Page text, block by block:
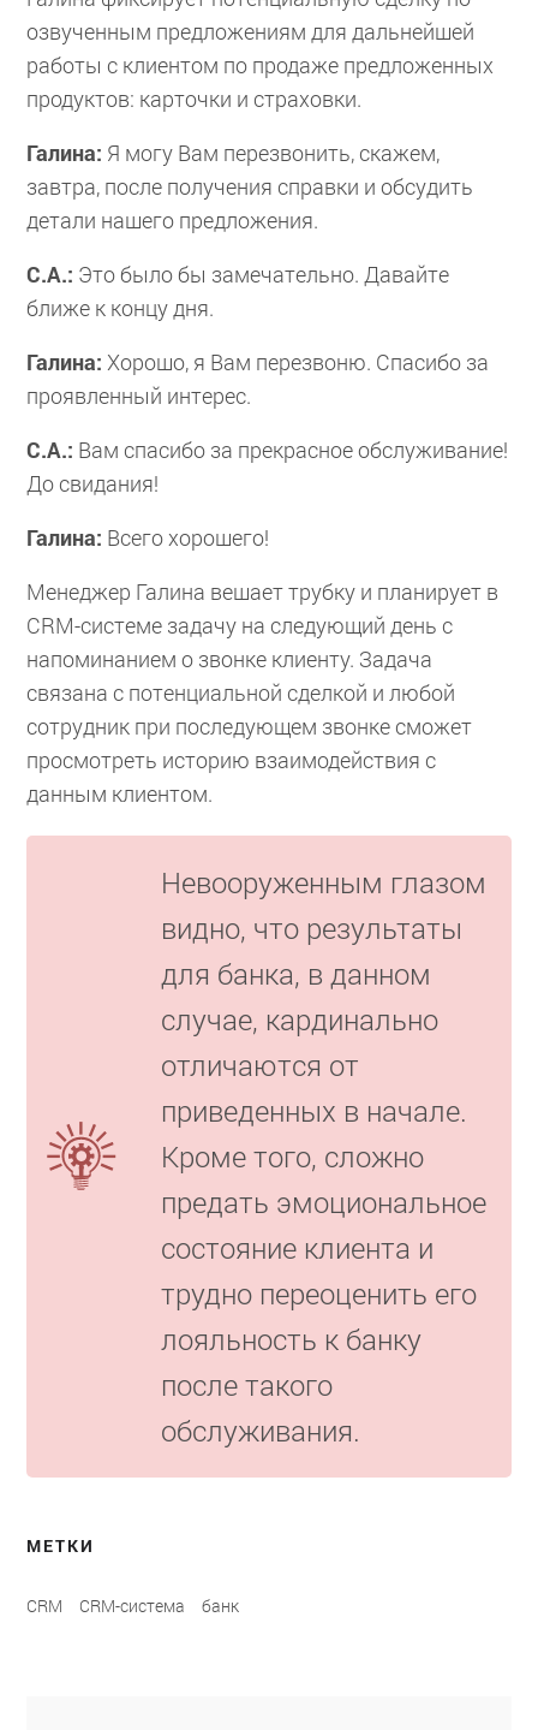
озвученным предложениям для дальнейшей
работы с клиентом по продаже предложенных
продуктов: карточки и страховки.
Галина: Я могу Вам перезвонить, скажем,
завтра, после получения справки и обсудить
детали нашего предложения.
С.А.: Это было бы замечательно. Давайте
ближе к концу дня.
Галина: Хорошо, я Вам перезвоню. Спасибо за
проявленный интерес.
С.А.: Вам спасибо за прекрасное обслуживание!
До свидания!
Галина: Всего хорошего!
Менеджер Галина вешает трубку и планирует в
CRM-системе задачу на следующий день с
напоминанием о звонке клиенту. Задача
связана с потенциальной сделкой и любой
сотрудник при последующем звонке сможет
просмотреть историю взаимодействия с
данным клиентом.
Невооруженным глазом
видно, что результаты
для банка, в данном
случае, кардинально
отличаются от
приведенных в начале.
Кроме того, сложно
предать эмоциональное
состояние клиента и
трудно переоценить его
лояльность к банку
после такого
обслуживания.
МЕТКИ
CRM CRM-система банк